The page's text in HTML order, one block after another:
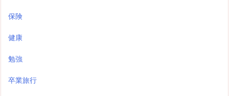
保険
健康
勉強
卒業旅行